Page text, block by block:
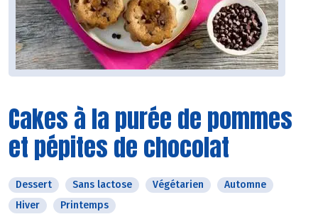
Cakes à la purée de pommes
et pépites de chocolat
Dessert Sans lactose Végétarien
Automne
Hiver
Printemps